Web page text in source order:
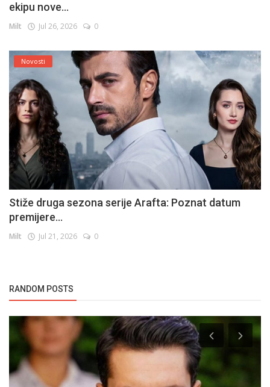
ekipu nove...
Milt Jul 26, 2026 0
Novosti
Stiže druga sezona serije Arafta: Poznat datum
premijere...
Milt Jul 21, 2026 0
RANDOM POSTS